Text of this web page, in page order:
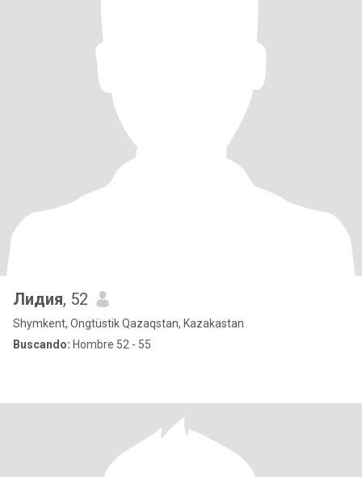
Лидия, 52
Shymkent, Ongtüstik Qazaqstan, Kazakastan
Buscando: Hombre 52 - 55